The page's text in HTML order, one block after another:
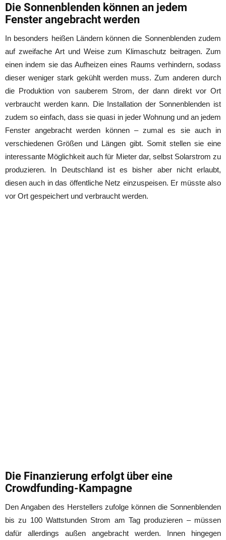
Die Sonnenblenden können an jedem
Fenster angebracht werden
In besonders heißen Ländern können die Sonnenblenden zudem
auf zweifache Art und Weise zum Klimaschutz beitragen. Zum
einen indem sie das Aufheizen eines Raums verhindern, sodass
dieser weniger stark gekühlt werden muss. Zum anderen durch
die Produktion von sauberem Strom, der dann direkt vor Ort
verbraucht werden kann. Die Installation der Sonnenblenden ist
zudem so einfach, dass sie quasi in jeder Wohnung und an jedem
Fenster angebracht werden können – zumal es sie auch in
verschiedenen Größen und Längen gibt. Somit stellen sie eine
interessante Möglichkeit auch für Mieter dar, selbst Solarstrom zu
produzieren. In Deutschland ist es bisher aber nicht erlaubt,
diesen auch in das öffentliche Netz einzuspeisen. Er müsste also
vor Ort gespeichert und verbraucht werden.
Die Finanzierung erfolgt über eine
Crowdfunding-Kampagne
Den Angaben des Herstellers zufolge können die Sonnenblenden
bis zu 100 Wattstunden Strom am Tag produzieren – müssen
dafür allerdings außen angebracht werden. Innen hingegen